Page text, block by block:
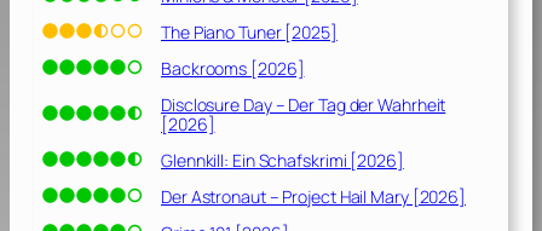
The Piano Tuner [2025]
Backrooms [2026]
Disclosure Day – Der Tag der Wahrheit
[2026]
Glennkill: Ein Schafskrimi [2026]
Der Astronaut – Project Hail Mary [2026]